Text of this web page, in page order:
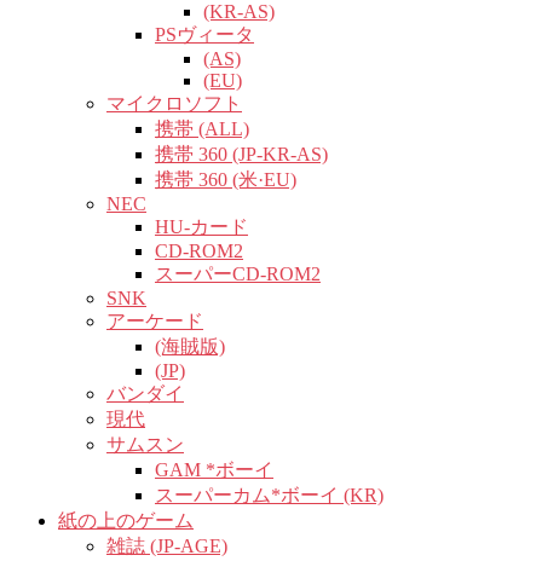
(KR-AS)
PSヴィータ
(AS)
(EU)
マイクロソフト
携帯 (ALL)
携帯 360 (JP-KR-AS)
携帯 360 (米·EU)
NEC
HU-カード
CD-ROM2
スーパーCD-ROM2
SNK
アーケード
(海賊版)
(JP)
バンダイ
現代
サムスン
GAM *ボーイ
スーパーカム*ボーイ (KR)
紙の上のゲーム
雑誌 (JP-AGE)